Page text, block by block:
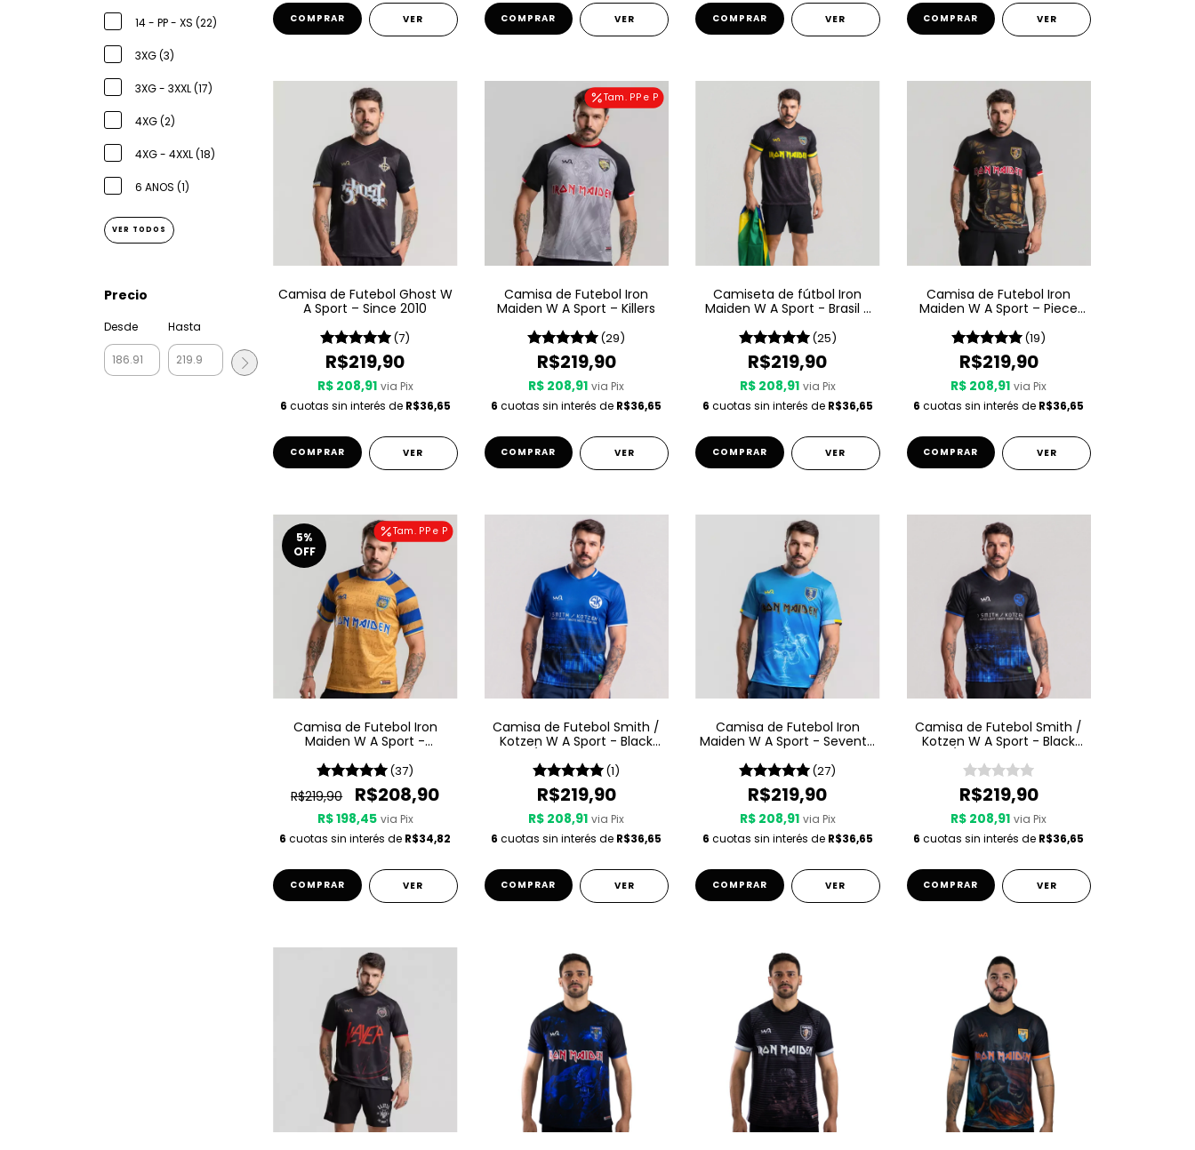
14 - PP - XS (22)
3XG (3)
3XG - 3XXL (17)
4XG (2)
4XG - 4XXL (18)
6 ANOS (1)
VER TODOS
Precio
Desde Hasta
COMPRAR VER COMPRAR VER COMPRAR VER COMPRAR VER
Camisa de Futebol Ghost W
A Sport – Since 2010
(7)
R$219,90
R$ 208,91 via Pix
6 cuotas sin interés de R$36,65
COMPRAR VER
Tam. PP e P
Camisa de Futebol Iron
Maiden W A Sport – Killers
(29)
R$219,90
R$ 208,91 via Pix
6 cuotas sin interés de R$36,65
COMPRAR VER
Camiseta de fútbol Iron
Maiden W A Sport - Brasil -
(25)
R$219,90
R$ 208,91 via Pix
6 cuotas sin interés de R$36,65
COMPRAR VER
Camisa de Futebol Iron
Maiden W A Sport – Piece
(19)
R$219,90
R$ 208,91 via Pix
6 cuotas sin interés de R$36,65
COMPRAR VER
Tam. PP e P
5%
OFF
Camisa de Futebol Iron
Maiden W A Sport -
(37)
R$219,90 R$208,90
R$ 198,45 via Pix
6 cuotas sin interés de R$34,82
COMPRAR VER
Camisa de Futebol Smith /
Kotzen W A Sport - Black
(1)
R$219,90
R$ 208,91 via Pix
6 cuotas sin interés de R$36,65
COMPRAR VER
Camisa de Futebol Iron
Maiden W A Sport - Seventh
(27)
R$219,90
R$ 208,91 via Pix
6 cuotas sin interés de R$36,65
COMPRAR VER
Camisa de Futebol Smith /
Kotzen W A Sport - Black
R$219,90
R$ 208,91 via Pix
6 cuotas sin interés de R$36,65
COMPRAR VER